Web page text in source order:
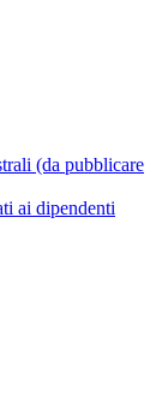
(da pubblicare
ai dipendenti